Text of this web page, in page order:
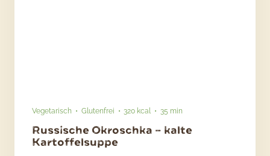
Vegetarisch Glutenfrei 320 kcal 35 min
Russische Okroschka – kalte
Kartoffelsuppe